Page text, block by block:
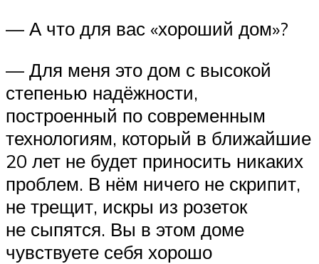
— А что для вас «хороший дом»?
— Для меня это дом с высокой
степенью надёжности,
построенный по современным
технологиям, который в ближайшие
20 лет не будет приносить никаких
проблем. В нём ничего не скрипит,
не трещит, искры из розеток
не сыпятся. Вы в этом доме
чувствуете себя хорошо